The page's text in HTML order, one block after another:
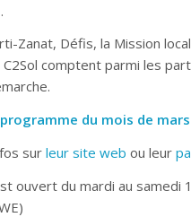
Zanat, Défis, la Mission
comptent parmi les
du mois de mars
sur leur site web ou leur
ouvert du mardi au samedi